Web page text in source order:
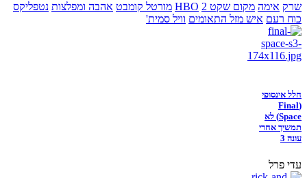
שרק אימה מקום שקט 2 HBO מורטל קומבט אהבה ומפלצות נטפליקס
כוח רעם איש מזל התאומים וויל סמית'
חלל אינסופי
(Final
Space) לא
תמשיך אחרי
עונה 3
עדי פרל